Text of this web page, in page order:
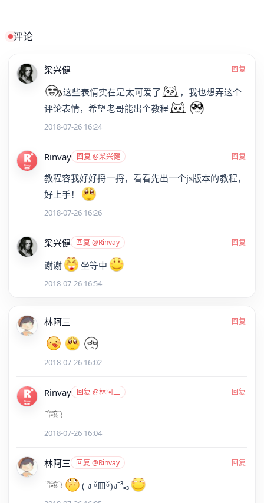
评论
梁兴健 回复
这些表情实在是太可爱了
，我也想弄这个
评论表情，希望老哥能出个教程
2018-07-26 16:24
Rinvay 回复 @梁兴健 回复
教程容我好好捋一捋，看看先出一个js版本的教程，
好上手！
2018-07-26 16:26
梁兴健 回复 @Rinvay 回复
谢谢 坐等中
2018-07-26 16:54
林阿三 回复
2018-07-26 16:02
Rinvay 回复 @林阿三 回复
2018-07-26 16:04
林阿三 回复 @Rinvay 回复
( ง ᵒ̌皿ᵒ̌)ง⁼³₌₃